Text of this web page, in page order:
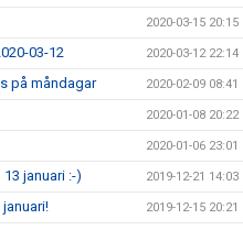
2020-03-15 20:15
03-12 2020-03-12 22:14
på måndagar 2020-02-09 08:41
2020-01-08 20:22
2020-01-06 23:01
januari :-) 2019-12-21 14:03
2019-12-15 20:21